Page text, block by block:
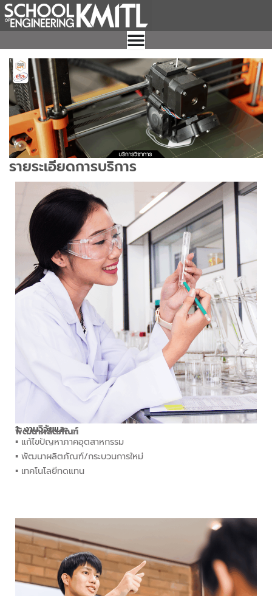
Skip
to
รายระเอียดการบริการ
1. งานวิจัยและ
พัฒนาผลิตภัณฑ์
▪︎ แก้ไขปัญหาภาคอุตสาหกรรม
▪︎ พัฒนาผลิตภัณฑ์/กระบวนการใหม่
▪︎ เทคโนโลยีทดแทน